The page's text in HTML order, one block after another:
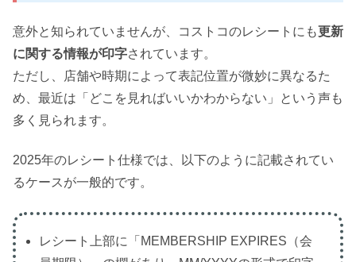
意外と知られていませんが、コストコのレシートにも更新
に関する情報が印字されています。
ただし、店舗や時期によって表記位置が微妙に異なるた
め、最近は「どこを見ればいいかわからない」という声も
多く見られます。
2025年のレシート仕様では、以下のように記載されてい
るケースが一般的です。
レシート上部に「MEMBERSHIP EXPIRES（会